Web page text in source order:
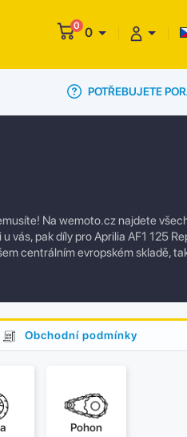
0 0
POTŘEBUJETE
Na wemoto.cz najdete
pak díly pro Aprilia AF1 125
centrálním evropském skladě,
Obchodní podmínky
Pohon